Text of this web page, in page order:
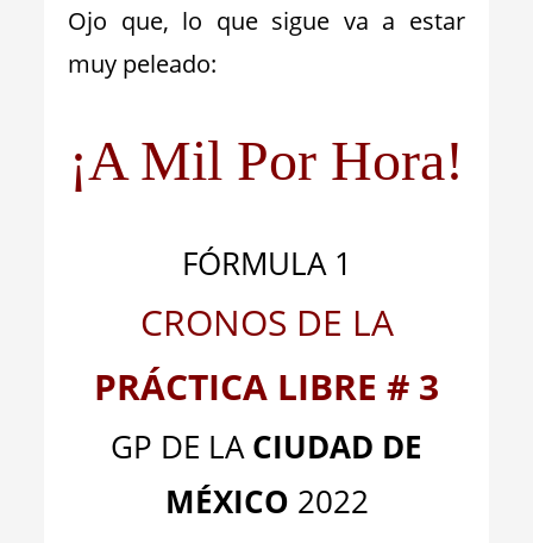
Ojo que, lo que sigue va a estar
muy peleado:
¡A Mil Por Hora!
FÓRMULA 1
CRONOS DE LA
PRÁCTICA LIBRE # 3
GP DE LACIUDAD DE
MÉXICO 2022